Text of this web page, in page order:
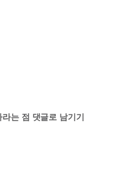
는 점 댓글로 남기기